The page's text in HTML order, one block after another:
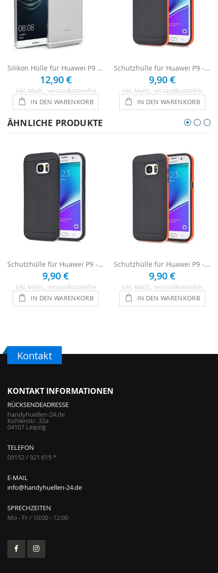
Silikon Hülle für Huawei P9 - Transparent
12,90 €
Inkl. MwSt. , versandkostenfrei
IN DEN WARENKORB
Schutzhülle für Huawei P9 - Schwarz / Orange
9,90 €
Inkl. MwSt. , versandkostenfrei
IN DEN WARENKORB
ÄHNLICHE PRODUKTE
Schutzhülle für Huawei P9 - Schwarz
9,90 €
Inkl. MwSt. , versandkostenfrei
IN DEN WARENKORB
Schutzhülle für Huawei P9 - Schwarz / Orange
9,90 €
Inkl. MwSt. , versandkostenfrei
IN DEN WARENKORB
Kontakt
KONTAKT INFORMATIONEN
RÜCKSENDEADRESSE
handyhuellen-24.de
Kohlenstr. 32a
04107 Leipzig
TELEFON
09152 / 921 619 *
E-MAIL
info@handyhuellen-24.de
SPRECHZEITEN
Mo - Fr / 10:00 - 12:00